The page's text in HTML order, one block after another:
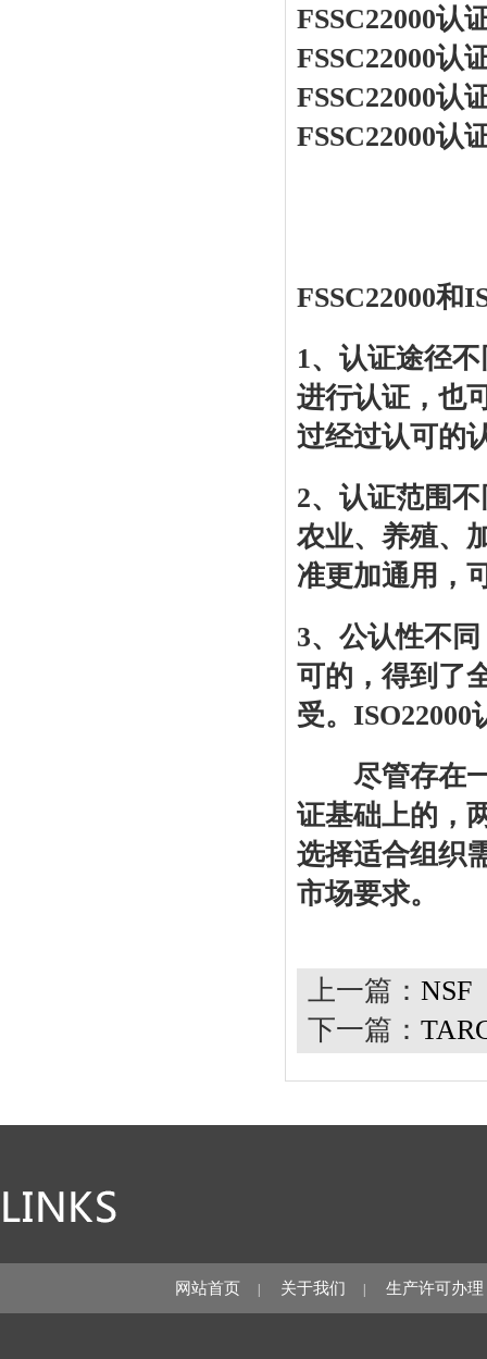
FSSC22000认
FSSC22000认
FSSC22000认
FSSC22000认
FSSC22000和
1、认证途径
进行认证，也
过经过认可的
2、认证范围
农业、养殖、
准更加通用，
3、公认性不
可的，得到了
受。
尽管存在一
证基础上的，
选择适合组织
市场要求。
上一篇： NSF
下一篇：
网站首页 关于我们 生产许可办理